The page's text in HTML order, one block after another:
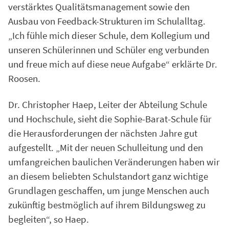
verstärktes Qualitätsmanagement sowie den
Ausbau von Feedback-Strukturen im Schulalltag.
„Ich fühle mich dieser Schule, dem Kollegium und
unseren Schülerinnen und Schüler eng verbunden
und freue mich auf diese neue Aufgabe“ erklärte Dr.
Roosen.
Dr. Christopher Haep, Leiter der Abteilung Schule
und Hochschule, sieht die Sophie-Barat-Schule für
die Herausforderungen der nächsten Jahre gut
aufgestellt. „Mit der neuen Schulleitung und den
umfangreichen baulichen Veränderungen haben wir
an diesem beliebten Schulstandort ganz wichtige
Grundlagen geschaffen, um junge Menschen auch
zukünftig bestmöglich auf ihrem Bildungsweg zu
begleiten“, so Haep.